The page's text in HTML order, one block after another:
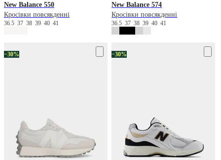
New Balance 550
Кросівки повсякденні
36.5 37 38 39 40 41
New Balance 574
Кросівки повсякденні
36.53738394041
−30% −30%